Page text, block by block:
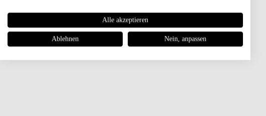
Alle akzeptieren
Ablehnen Nein, anpassen